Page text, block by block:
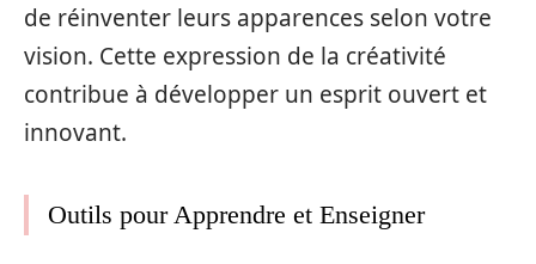
de réinventer leurs apparences selon votre
vision. Cette expression de la créativité
contribue à développer un esprit ouvert et
innovant.
Outils pour Apprendre et Enseigner